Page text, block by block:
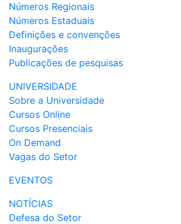
Números Regionais
Números Estaduais
Definições e convenções
Inaugurações
Publicações de pesquisas
UNIVERSIDADE
Sobre a Universidade
Cursos Online
Cursos Presenciais
On Demand
Vagas do Setor
EVENTOS
NOTÍCIAS
Defesa do Setor